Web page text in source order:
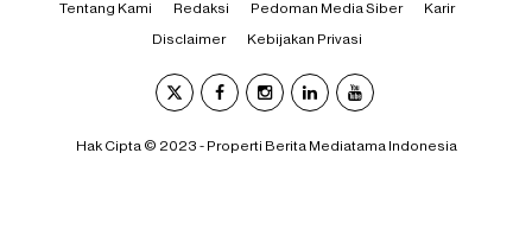
Tentang Kami Redaksi Pedoman Media Siber Karir
Disclaimer Kebijakan Privasi
Hak Cipta © 2023 - Properti Berita Mediatama Indonesia